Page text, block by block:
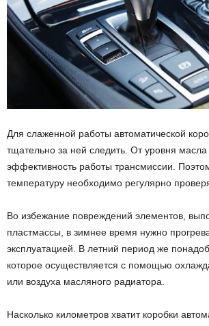
Для слаженной работы автоматической
тщательно за ней следить. От уровня масла
эффективность работы трансмиссии.
температуру необходимо регулярно
Во избежание повреждений элементов,
пластмассы, в зимнее время нужно
эксплуатацией. В летний период же
которое осуществляется с помощью
или воздуха масляного радиатора.
Насколько километров хватит коробки